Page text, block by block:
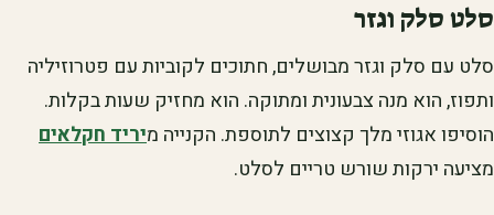
סלט סלק וגזר
סלט עם סלק וגזר מבושלים, חתוכים לקוביות עם פטרוזיליה
ותפוז, הוא מנה צבעונית ומתוקה. הוא מחזיק שעות בקלות.
הוסיפו אגוזי מלך קצוצים לתוספת. הקנייה מיריד חקלאים
מציעה ירקות שורש טריים לסלט.